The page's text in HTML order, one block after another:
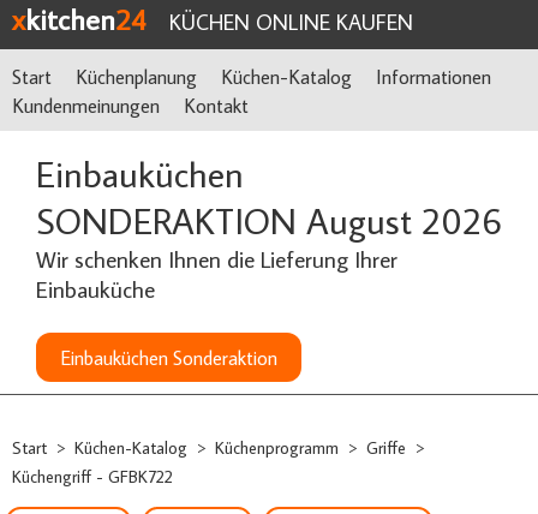
xkitchen24 KÜCHEN ONLINE KAUFEN
Start Küchenplanung Küchen-Katalog
Informationen
Kundenmeinungen
Kontakt
Einbauküchen
SONDERAKTION August 2026
Wir schenken Ihnen die Lieferung Ihrer
Einbauküche
Einbauküchen Sonderaktion
Start > Küchen-Katalog > Küchenprogramm > Griffe >
Küchengriff - GFBK722